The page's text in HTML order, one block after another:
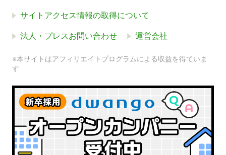
サイトアクセス情報の取得について
法人・プレスお問い合わせ 運営会社
※本サイトはアフィリエイトプログラムによる収益を得ていま
す